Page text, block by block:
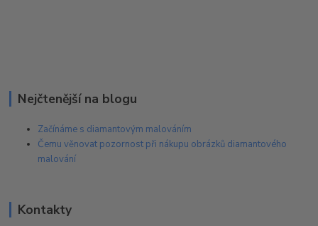
Nejčtenější na blogu
Začínáme s diamantovým malováním
Čemu věnovat pozornost při nákupu obrázků diamantového
malování
Kontakty